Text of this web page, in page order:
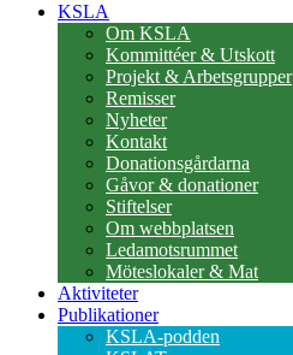
KSLA
Om KSLA
Kommittéer & Utskott
Projekt & Arbetsgrupper
Remisser
Nyheter
Kontakt
Donationsgårdarna
Gåvor & donationer
Stiftelser
Om webbplatsen
Ledamotsrummet
Möteslokaler & Mat
Aktiviteter
Publikationer
KSLA-podden